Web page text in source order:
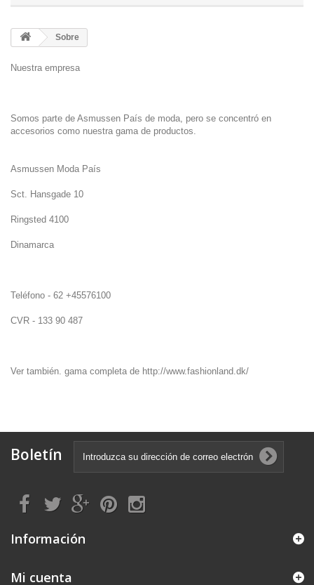
Sobre
Nuestra empresa
Somos parte de Asmussen País de moda, pero se concentró en
accesorios como nuestra gama de productos.
Asmussen Moda País
Sct. Hansgade 10
Ringsted 4100
Dinamarca
Teléfono - 62 +45576100
CVR - 133 90 487
Ver también. gama completa de http://www.fashionland.dk/
Boletín
Información
Mi cuenta